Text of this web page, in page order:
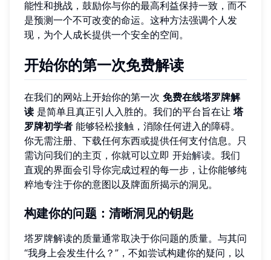
能性和挑战，鼓励你与你的最高利益保持一致，而不
是预测一个不可改变的命运。这种方法强调个人发
现，为个人成长提供一个安全的空间。
开始你的第一次免费解读
在我们的网站上开始你的第一次 免费在线塔罗牌解
读 是简单且真正引人入胜的。我们的平台旨在让 塔
罗牌初学者 能够轻松接触，消除任何进入的障碍。
你无需注册、下载任何东西或提供任何支付信息。只
需访问我们的主页，你就可以立即 开始解读。我们
直观的界面会引导你完成过程的每一步，让你能够纯
粹地专注于你的意图以及牌面所揭示的洞见。
构建你的问题：清晰洞见的钥匙
塔罗牌解读的质量通常取决于你问题的质量。与其问
“我身上会发生什么？”，不如尝试构建你的疑问，以